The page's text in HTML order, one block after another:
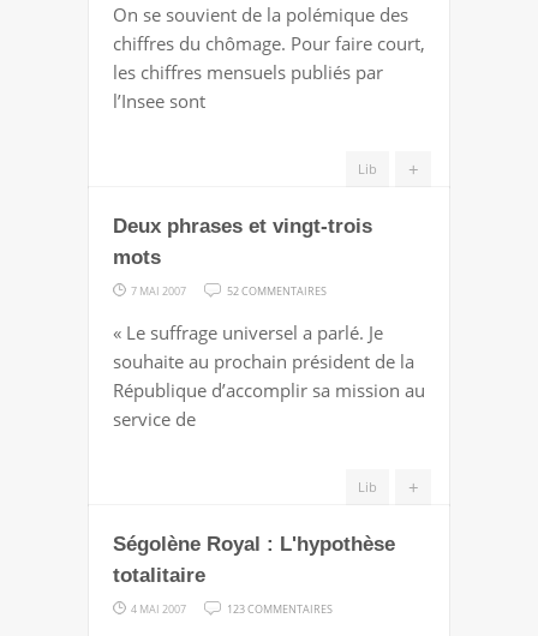
PICHENETTE
À
LA
COMPLOT
On se souvient de la polémique des
chiffres du chômage. Pour faire court,
les chiffres mensuels publiés par
l’Insee sont
+
Lib
Deux phrases et vingt-trois
mots
7 MAI 2007 52 COMMENTAIRES
PHRASES
ET
VINGT-
« Le suffrage universel a parlé. Je
souhaite au prochain président de la
République d’accomplir sa mission au
service de
+
Lib
Ségolène Royal : L'hypothèse
totalitaire
4 MAI 2007 123 COMMENTAIRES